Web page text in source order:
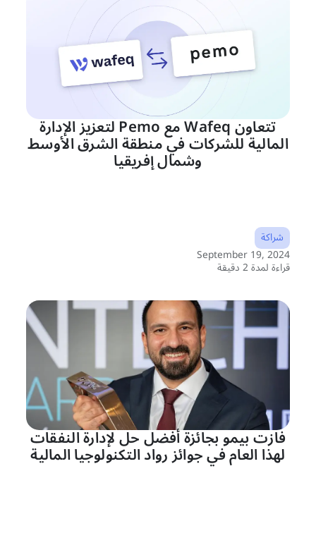
تتعاون Wafeq مع Pemo لتعزيز الإدارة
المالية للشركات في منطقة الشرق الأوسط
وشمال إفريقيا
شراكة
September 19, 2024
قراءة لمدة 2 دقيقة
فازت بيمو بجائزة أفضل حل لإدارة النفقات
لهذا العام في جوائز رواد التكنولوجيا المالية